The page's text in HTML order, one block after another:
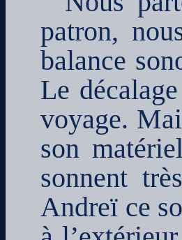
patron,
balance
Le
voyage.
son
sonnent
Andreï ce